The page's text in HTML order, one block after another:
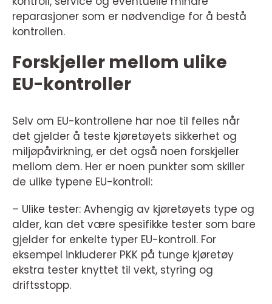
reparasjoner som er nødvendige for å bestå
kontrollen.
Forskjeller mellom ulike
EU-kontroller
Selv om EU-kontrollene har noe til felles når
det gjelder å teste kjøretøyets sikkerhet og
miljøpåvirkning, er det også noen forskjeller
mellom dem. Her er noen punkter som skiller
de ulike typene EU-kontroll:
– Ulike tester: Avhengig av kjøretøyets type og
alder, kan det være spesifikke tester som bare
gjelder for enkelte typer EU-kontroll. For
eksempel inkluderer PKK på tunge kjøretøy
ekstra tester knyttet til vekt, styring og
driftsstopp.